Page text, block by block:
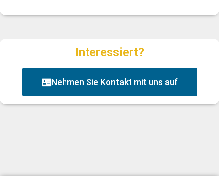
Interessiert?
Nehmen Sie Kontakt mit uns auf